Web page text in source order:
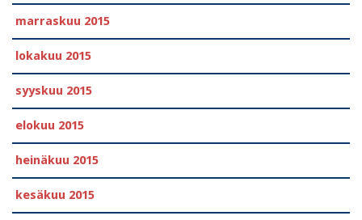
marraskuu 2015
lokakuu 2015
syyskuu 2015
elokuu 2015
heinäkuu 2015
kesäkuu 2015